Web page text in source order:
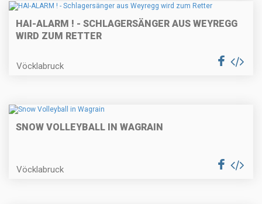
HAI-ALARM ! - SCHLAGERSÄNGER AUS WEYREGG
WIRD ZUM RETTER
Vöcklabruck
SNOW VOLLEYBALL IN WAGRAIN
Vöcklabruck